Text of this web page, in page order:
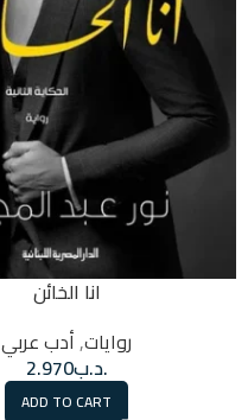
انا الخائن
روايات,أدب عربي
.د.ب2.970
ADD TO CART